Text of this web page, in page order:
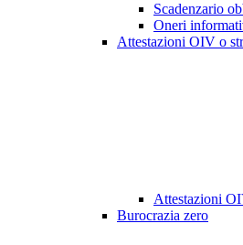
Scadenzario
Oneri
Attestazioni OIV o
Attestazioni
Burocrazia zero